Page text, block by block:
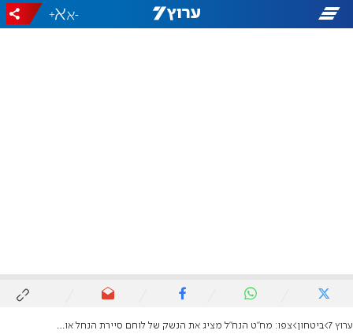
-
+
ערוץ 7 ביטחון צפו: מח"ט הנח"ל מציג את הנשק של לוחם סיירת הנחל אור מזרחי הי"ד